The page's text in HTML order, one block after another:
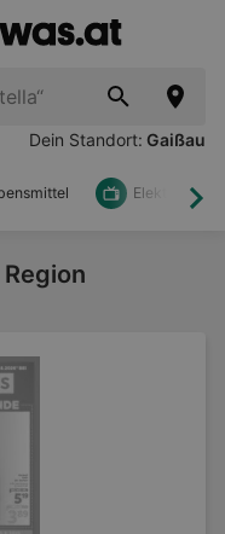
Dein Standort: Gaißau
Elektronik